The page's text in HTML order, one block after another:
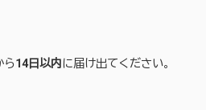
ら14日以内に届け出てください。